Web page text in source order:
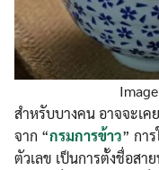
สำหรับบางคน อาจจะเค
จาก “กรมการข้าว” กา
ตัวเลข เป็นการตั้งชื่อส